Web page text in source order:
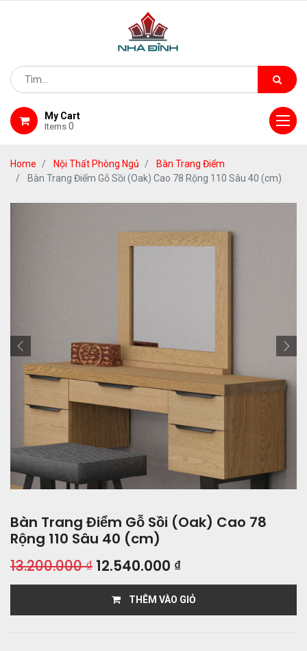
My Cart
Items 0
Home Nội Thất Phòng Ngủ
Bàn Trang Điểm
Bàn Trang Điểm Gỗ Sồi (Oak) Cao 78 Rộng 110 Sâu 40 (cm)
Bàn Trang Điểm Gỗ Sồi (Oak) Cao 78
Rộng 110 Sâu 40 (cm)
13.200.000₫ 12.540.000 ₫
THÊM VÀO GIỎ